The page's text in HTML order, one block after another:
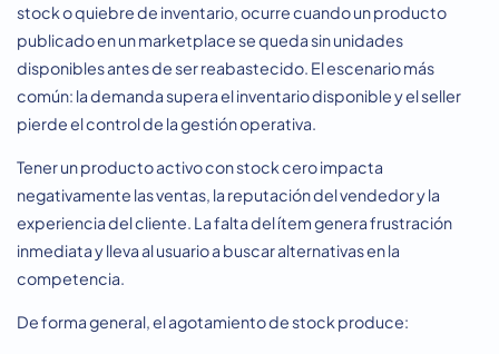
stock o quiebre de inventario, ocurre cuando un producto
publicado en un marketplace se queda sin unidades
disponibles antes de ser reabastecido. El escenario más
común: la demanda supera el inventario disponible y el seller
pierde el control de la gestión operativa.
Tener un producto activo con stock cero impacta
negativamente las ventas, la reputación del vendedor y la
experiencia del cliente. La falta del ítem genera frustración
inmediata y lleva al usuario a buscar alternativas en la
competencia.
De forma general, el agotamiento de stock produce: